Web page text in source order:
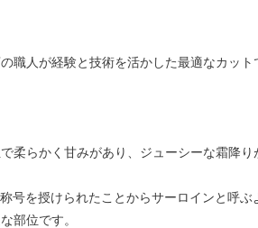
職人が経験と技術を活かした最適なカット
柔らかく甘みがあり、ジューシーな霜降り
号を授けられたことからサーロインと呼ぶ
部位です。